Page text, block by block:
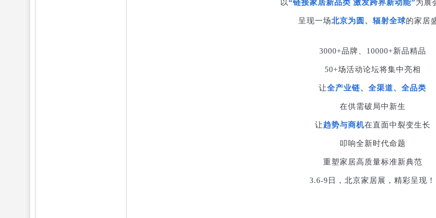
以“链接家居新品类 激发跨界新动能”为展
呈现一场北京为圆、辐射全球的家居
3000+品牌、10000+新品精品
50+场活动论坛将集中亮相
让全产业链、全渠道、全品类
在供需破局中新生
让趋势与商机在直面中裂变生长
叩响全新时代命题
重塑家居高质量标准新典范
3.6-9日，北京家居展，精彩呈现！